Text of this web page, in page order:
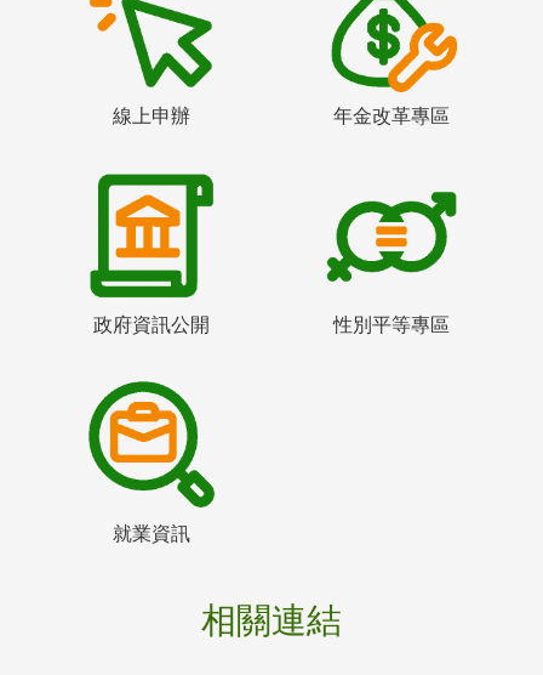
線上申辦 年金改革專區
政府資訊公開 性別平等專區
就業資訊
相關連結